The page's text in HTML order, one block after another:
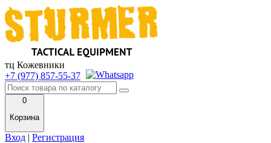
тц Кожевники
+7 (977) 857-55-37
0
Корзина
Вход | Регистрация